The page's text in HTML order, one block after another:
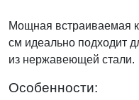
Мощная встраиваемая
см идеально подходит
из нержавеющей стали.
Особенности: